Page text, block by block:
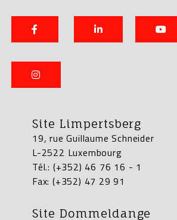
Site Limpertsberg
19, rue Guillaume Schneider
L-2522 Luxembourg
Tél.: (+352) 46 76 16 - 1
Fax: (+352) 47 29 91
Site Dommeldange